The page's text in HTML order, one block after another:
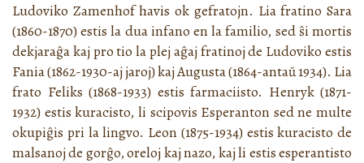
Ludoviko Zamenhof havis ok gefratojn. Lia fratino Sara
(1860-1870) estis la dua infano en la familio, sed ŝi mortis
dekjaraĝa kaj pro tio la plej aĝaj fratinoj de Ludoviko estis
Fania (1862-1930-aj jaroj) kaj Augusta (1864-antaŭ 1934). Lia
frato Feliks (1868-1933) estis farmaciisto. Henryk (1871-
1932) estis kuracisto, li scipovis Esperanton sed ne multe
okupiĝis pri la lingvo. Leon (1875-1934) estis kuracisto de
malsanoj de gorĝo, oreloj kaj nazo, kaj li estis esperantisto